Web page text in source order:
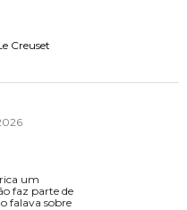
Creuset
um
faz parte de
falava sobre